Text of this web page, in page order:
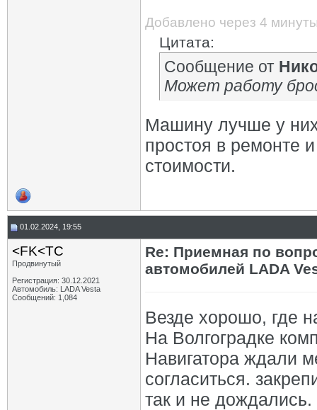
Добавлено через 4
Цитата:
Сообщение от
Может работу
Машину лучше у
простоя в ремонте
стоимости.
01.02.2024, 19:55
<FK<TC
Продвинутый
Регистрация: 30.12.2021
Автомобиль: LADA Vesta
Сообщений: 1,084
Re: Приемная по
автомобилей LADA
Везде хорошо, где
На Волгоградке
Навигатора ждали
согласиться.
так и не дождались.